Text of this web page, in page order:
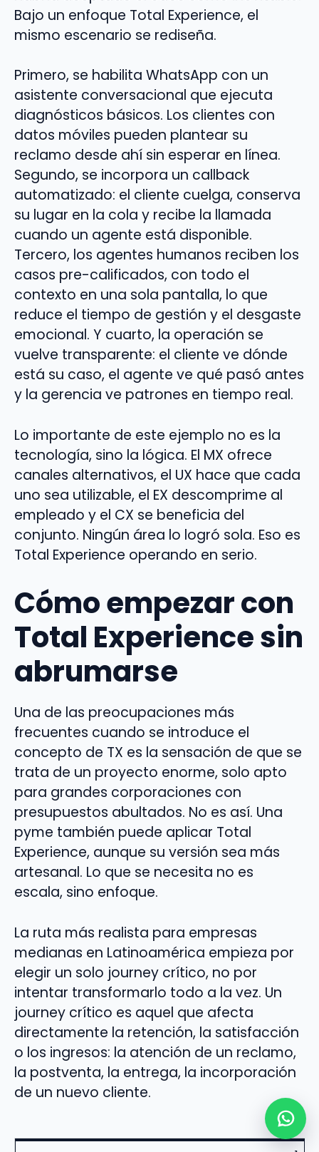
Bajo un enfoque Total Experience, el
mismo escenario se rediseña.
Primero, se habilita WhatsApp con un
asistente conversacional que ejecuta
diagnósticos básicos. Los clientes con
datos móviles pueden plantear su
reclamo desde ahí sin esperar en línea.
Segundo, se incorpora un callback
automatizado: el cliente cuelga, conserva
su lugar en la cola y recibe la llamada
cuando un agente está disponible.
Tercero, los agentes humanos reciben los
casos pre-calificados, con todo el
contexto en una sola pantalla, lo que
reduce el tiempo de gestión y el desgaste
emocional. Y cuarto, la operación se
vuelve transparente: el cliente ve dónde
está su caso, el agente ve qué pasó antes
y la gerencia ve patrones en tiempo real.
Lo importante de este ejemplo no es la
tecnología, sino la lógica. El MX ofrece
canales alternativos, el UX hace que cada
uno sea utilizable, el EX descomprime al
empleado y el CX se beneficia del
conjunto. Ningún área lo logró sola. Eso es
Total Experience operando en serio.
Cómo empezar con
Total Experience sin
abrumarse
Una de las preocupaciones más
frecuentes cuando se introduce el
concepto de TX es la sensación de que se
trata de un proyecto enorme, solo apto
para grandes corporaciones con
presupuestos abultados. No es así. Una
pyme también puede aplicar Total
Experience, aunque su versión sea más
artesanal. Lo que se necesita no es
escala, sino enfoque.
La ruta más realista para empresas
medianas en Latinoamérica empieza por
elegir un solo journey crítico, no por
intentar transformarlo todo a la vez. Un
journey crítico es aquel que afecta
directamente la retención, la satisfacción
o los ingresos: la atención de un reclamo,
la postventa, la entrega, la incorporación
de un nuevo cliente.